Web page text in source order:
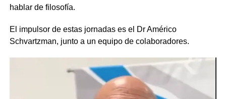
hablar de filosofía.
El impulsor de estas jornadas es el Dr Américo
Schvartzman, junto a un equipo de colaboradores.